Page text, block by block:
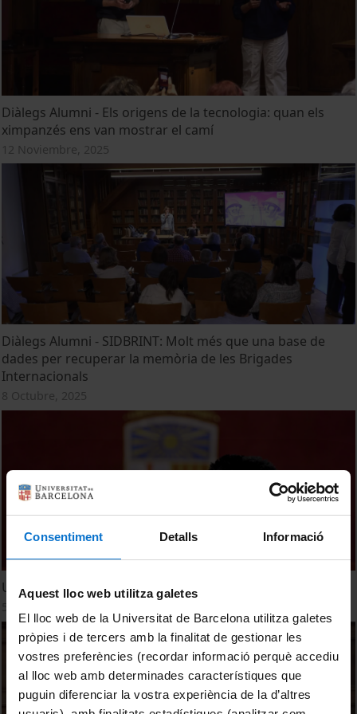
Consentiment Detalls Informació
Aquest lloc web utilitza galetes
El lloc web de la Universitat de Barcelona utilitza galetes
pròpies i de tercers amb la finalitat de gestionar les
vostres preferències (recordar informació perquè accediu
al lloc web amb determinades característiques que
puguin diferenciar la vostra experiència de la d’altres
Diàlegs Alumni - Els origens de la tecnologia: quan els
ximpanzés ens van mostrar el camí
12 Noviembre, 2025
Diàlegs Alumni - SIDBRINT: Molt més que una base de
dades per recuperar la memòria de les Brigades
Internacionals
8 Octubre, 2025
Una benvinguda ben dolça als graduats!